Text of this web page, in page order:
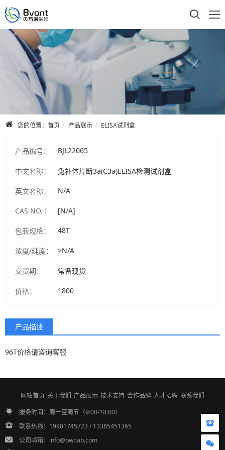
首页
公司介绍
产品展示
技术支持
人才招聘
联系我们
您的位置： 首页 产品展示 ELISA试剂盒
产品编号： BJL22065
中文名称： 兔补体片断3a(C3a)ELISA检测试剂盒
英文名称： N/A
CAS NO. : [N/A]
包装规格： 48T
浓度/纯度： >N/A
交货期： 常备现货
价格： 1800
产品描述
96T价格请咨询客服
网站首页 关于我们 产品展示 技术支持 合作品牌 人才招聘 联系我们
服务时间：周一至周五（9:00-18:00）
联系热线：19901745723 / 13385451365
公司邮箱：info@bwtlab.com